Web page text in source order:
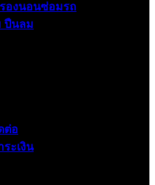
องนอนซ่อมรถ
ปืนลม
ต่อ
ะเงิน